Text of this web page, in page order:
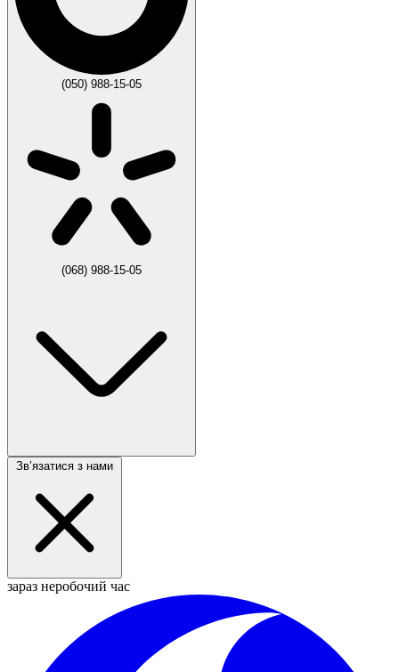
(050) 988-15-05
(068) 988-15-05
Звʼязатися з нами
зараз неробочий час